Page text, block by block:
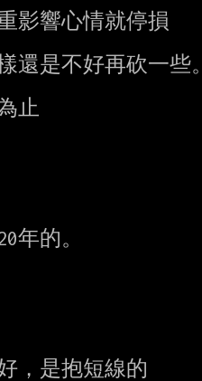
影響心情就停損
還是不好再砍一些。
止
年的。
，是抱短線的